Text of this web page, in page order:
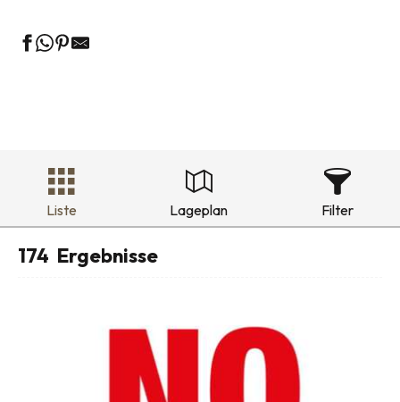
Liste Lageplan Filter
174 Ergebnisse